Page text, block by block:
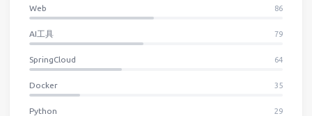
Web 86
AI工具 79
SpringCloud 64
Docker 35
Python 29